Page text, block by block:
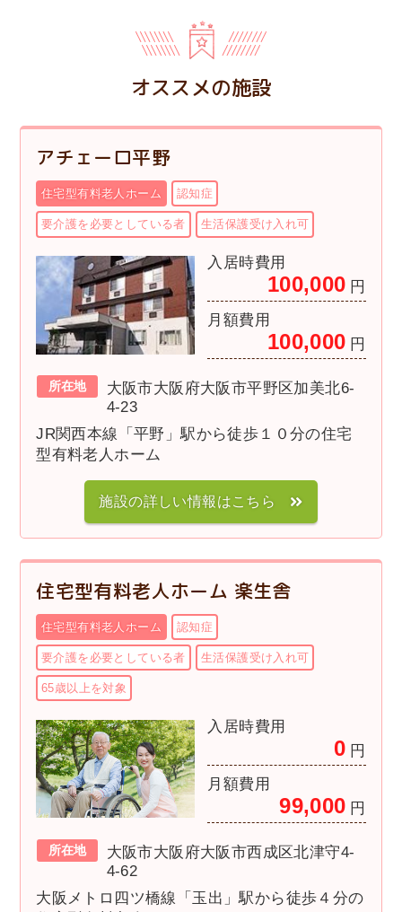
オススメの施設
アチェーロ平野
住宅型有料老人ホーム 認知症
要介護を必要としている者 生活保護受け入れ可
入居時費用
100,000 円
月額費用
100,000 円
所在地
大阪市大阪府大阪市平野区加美北6-
4-23
JR関西本線「平野」駅から徒歩１０分の住宅
型有料老人ホーム
施設の詳しい情報はこちら
住宅型有料老人ホーム 楽生舎
住宅型有料老人ホーム 認知症
要介護を必要としている者 生活保護受け入れ可
65歳以上を対象
入居時費用
0 円
月額費用
99,000 円
所在地
大阪市大阪府大阪市西成区北津守4-
4-62
大阪メトロ四ツ橋線「玉出」駅から徒歩４分の